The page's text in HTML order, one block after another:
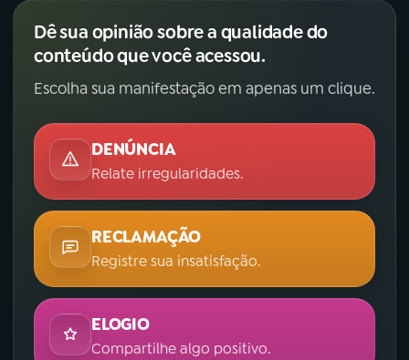
Dê sua opinião sobre a qualidade do
conteúdo que você acessou.
Escolha sua manifestação em apenas um clique.
DENÚNCIA
Relate irregularidades.
RECLAMAÇÃO
Registre sua insatisfação.
ELOGIO
Compartilhe algo positivo.